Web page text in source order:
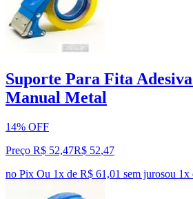
Suporte Para Fita
Manual Metal
14% OFF
Preço R$ 52,47R$ 52,47
no Pix Ou 1x de R$ 61,01 sem jurosou 1x